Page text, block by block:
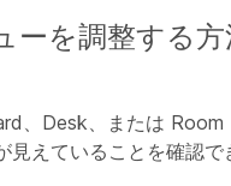
を調整する方
、Desk、または
えていることを確認で